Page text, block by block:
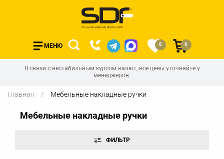
МЕНЮ 0 0
В связи с нестабильным курсом валют, все цены уточняйте у
менеджеров.
Главная Мебельные накладные ручки
Мебельные накладные ручки